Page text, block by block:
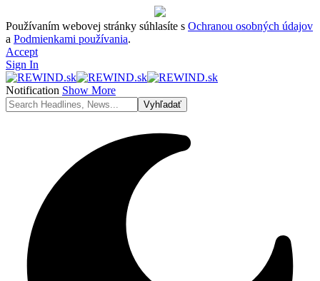
Používaním webovej stránky súhlasíte s Ochranou osobných údajov
a Podmienkami používania.
Accept
Sign In
Notification Show More